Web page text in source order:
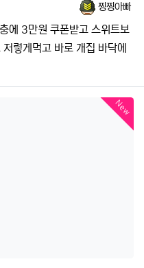
등록자찡찡아빠
에 3만원 쿠폰받고 스위트보
렇게먹고 바로 개집 바닥에
New